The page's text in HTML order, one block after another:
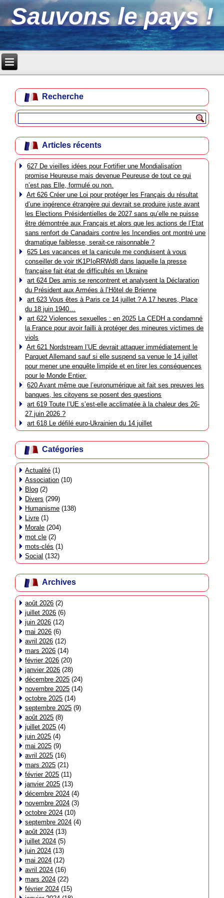
Sauvons le pays !
Recherche
Articles récents
627 De vieilles idées pour Fortifier une Mondialisation
promise Heureuse mais devenue Peureuse de tout ce qui
n’est pas Elle, formulé ou non.
Art 626 Créer une Loi pour protéger les Français du résultat
d’une ingérence étrangère qui devrait se produire juste avant
les Elections Présidentielles de 2027 sans qu’elle ne puisse
être démontrée aux Français et alors que les actions de l’Etat
sans renfort de Canadairs contre les Incendies ont montré une
dramatique faiblesse, serait-ce raisonnable ?
625 Les vacances et la canicule me conduisent à vous
conseiller de voir tK1PIoRRWd8 dans laquelle la presse
française fait état de difficultés en Ukraine
art 624 Des amis se rencontrent et analysent la Déclaration
du Président aux Armées à l’Hôtel de Brienne
art 623 Vous êtes à Paris ce 14 juillet ? A 17 heures, Place
du 18 juin 1940…
art 622 Violences sexuelles : en 2025 La CEDH a condamné
la France pour avoir failli à protéger des mineures victimes de
viols
Art 621 Nordstream l’UE devrait attaquer immédiatement le
Parquet Allemand sauf si elle suspend sa venue le 14 juillet
pour mener une enquête limpide et en tirer les conséquences
pour le Monde Entier.
620 Avant même que l’euronumérique ait fait ses preuves les
banques, les citoyens se posent des questions
art 619 Toute l’UE s’est-elle acclimatée à la chaleur des 26-
27 juin 2026 ?
art 618 Le défilé euro-Ukrainien du 14 juillet
Catégories
Actualité (1)
Association (10)
Blog (2)
Divers (299)
Humanisme (138)
Livre (1)
Morale (204)
mot cle (2)
mots-clés (1)
Social (132)
Archives
août 2026 (2)
juillet 2026 (6)
juin 2026 (12)
mai 2026 (6)
avril 2026 (12)
mars 2026 (14)
février 2026 (20)
janvier 2026 (28)
décembre 2025 (24)
novembre 2025 (14)
octobre 2025 (14)
septembre 2025 (9)
août 2025 (8)
juillet 2025 (4)
juin 2025 (4)
mai 2025 (9)
avril 2025 (16)
mars 2025 (21)
février 2025 (11)
janvier 2025 (13)
décembre 2024 (4)
novembre 2024 (3)
octobre 2024 (10)
septembre 2024 (4)
août 2024 (13)
juillet 2024 (5)
juin 2024 (13)
mai 2024 (12)
avril 2024 (16)
mars 2024 (22)
février 2024 (15)